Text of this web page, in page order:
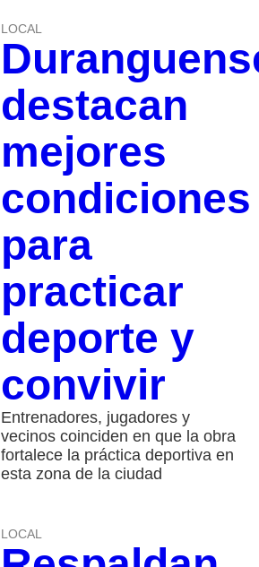
LOCAL
destacan
mejores
condiciones
para
practicar
deporte y
convivir
Entrenadores, jugadores y
vecinos coinciden en que la obra
fortalece la práctica deportiva en
esta zona de la ciudad
LOCAL